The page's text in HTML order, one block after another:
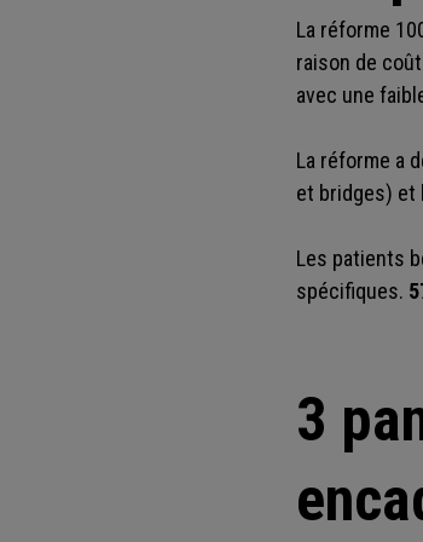
La réforme
raison de
avec une
La réforme a
et bridges) et
Les patients
spécifiques.
3